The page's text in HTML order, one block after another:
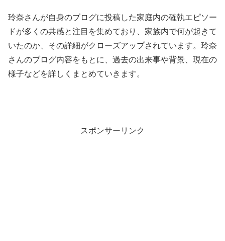
玲奈さんが自身のブログに投稿した家庭内の確執エピソー
ドが多くの共感と注目を集めており、家族内で何が起きて
いたのか、その詳細がクローズアップされています。玲奈
さんのブログ内容をもとに、過去の出来事や背景、現在の
様子などを詳しくまとめていきます。
スポンサーリンク